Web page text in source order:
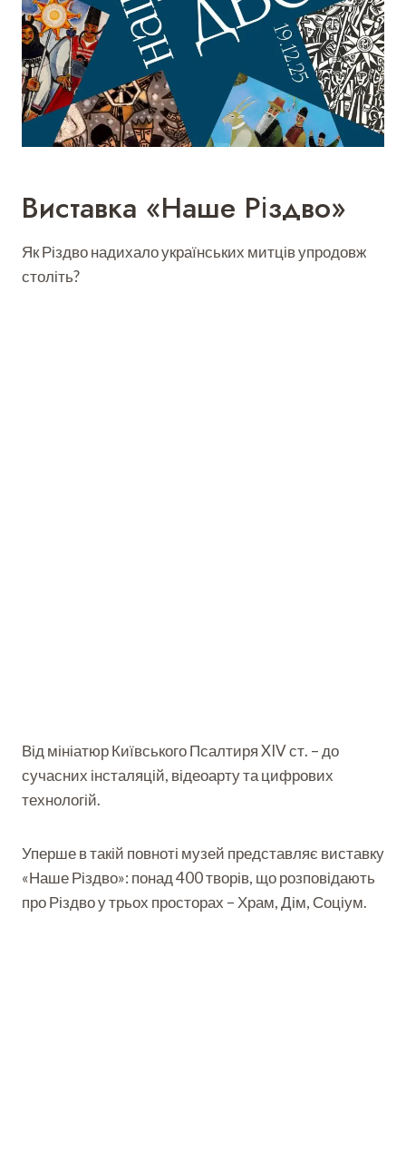
Виставка «Наше Різдво»
Як Різдво надихало українських митців упродовж
століть?
Від мініатюр Київського Псалтиря XIV ст. – до
сучасних інсталяцій, відеоарту та цифрових
технологій.
Уперше в такій повноті музей представляє виставку
«Наше Різдво»: понад 400 творів, що розповідають
про Різдво у трьох просторах – Храм, Дім, Соціум.